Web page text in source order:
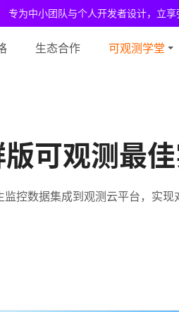
专为中小团队与个人开发者设计，立
生态合作 可观测学堂
可观测最
控数据集成到观测云平台，实现